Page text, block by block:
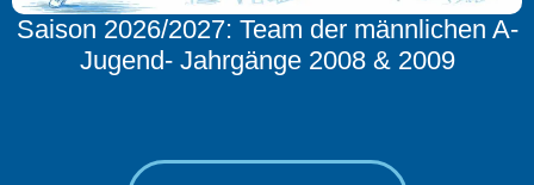
Saison 2026/2027: Team der männlichen A-
Jugend- Jahrgänge 2008 & 2009